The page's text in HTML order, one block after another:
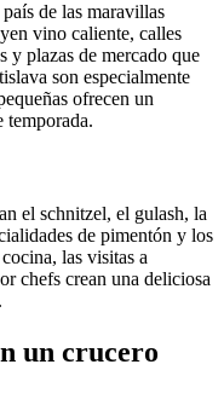
de las maravillas
vino caliente, calles
y plazas de mercado que
son especialmente
ofrecen un
temporada.
el schnitzel, el gulash, la
de pimentón y los
las visitas a
chefs crean una deliciosa
un crucero